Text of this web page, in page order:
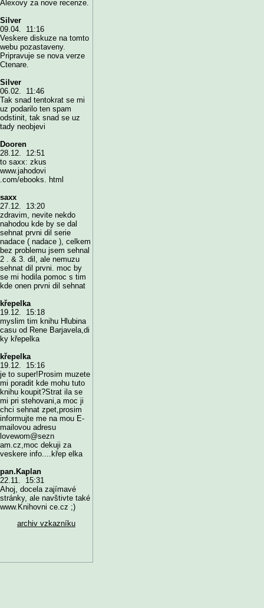
Alexovy za nove recenze.
Silver
09.04. 11:16
Veskere diskuze na tomto
webu pozastaveny.
Pripravuje se nova verze
Ctenare.
Silver
06.02. 11:46
Tak snad tentokrat se mi
uz podarilo ten spam
odstinit, tak snad se uz
tady neobjevi
Dooren
28.12. 12:51
to saxx: zkus
www.jahodovi
.com/ebooks. html
saxx
27.12. 13:20
zdravim, nevite nekdo
nahodou kde by se dal
sehnat prvni dil serie
nadace ( nadace ), celkem
bez problemu jsem sehnal
2 . & 3. dil, ale nemuzu
sehnat dil prvni. moc by
se mi hodila pomoc s tim
kde onen prvni dil sehnat
křepelka
19.12. 15:18
myslim tim knihu Hlubina
casu od Rene Barjavela,di
ky křepelka
křepelka
19.12. 15:16
je to super!Prosim muzete
mi poradit kde mohu tuto
knihu koupit?Strat ila se
mi pri stehovani,a moc ji
chci sehnat zpet,prosim
informujte me na mou E-
mailovou adresu
lovewom@sezn
am.cz,moc dekuji za
veskere info....křep elka
pan.Kaplan
22.11. 15:31
Ahoj, docela zajímavé
stránky, ale navštivte také
www.Knihovni ce.cz ;)
archiv vzkazníku